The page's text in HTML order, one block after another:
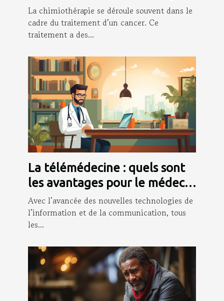
pendant la chimio ?
La chimiothérapie se déroule souvent dans le
cadre du traitement d’un cancer. Ce
traitement a des...
La télémédecine : quels sont
les avantages pour le médecin
et les patients ?
Avec l’avancée des nouvelles technologies de
l’information et de la communication, tous
les...